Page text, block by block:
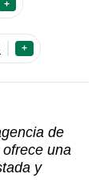
+
+
de
una
y